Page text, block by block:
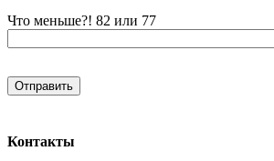
Что меньше?! 82 или 77
Контакты